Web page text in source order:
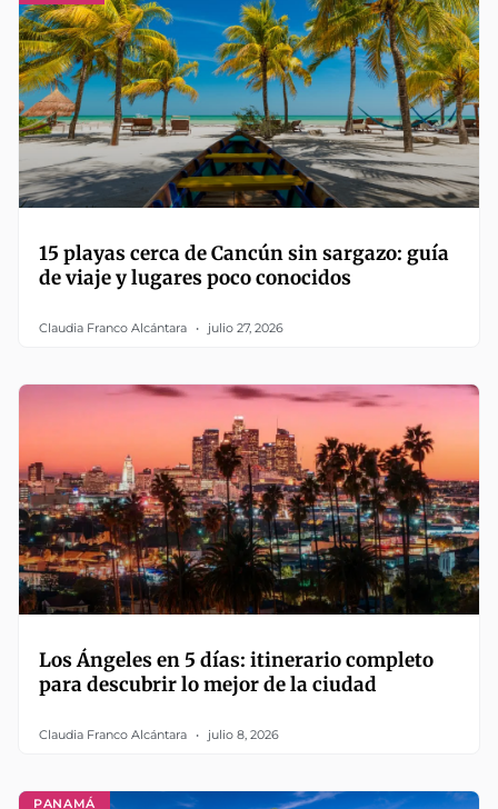
15 playas cerca de Cancún sin sargazo: guía
de viaje y lugares poco conocidos
Claudia Franco Alcántara julio 27, 2026
Los Ángeles en 5 días: itinerario completo
para descubrir lo mejor de la ciudad
Claudia Franco Alcántara julio 8, 2026
PANAMÁ